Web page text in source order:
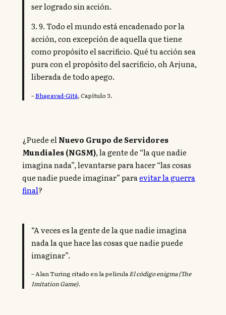
ser logrado sin acción.
3. 9. Todo el mundo está encadenado por la
acción, con excepción de aquella que tiene
como propósito el sacrificio. Qué tu acción sea
pura con el propósito del sacrificio, oh Arjuna,
liberada de todo apego.
–Bhagavad-Gītā, Capítulo 3.
¿Puede el Nuevo Grupo de Servidores
Mundiales (NGSM), la gente de “la que nadie
imagina nada”, levantarse para hacer “las cosas
que nadie puede imaginar” paraevitar la guerra
final?
“A veces es la gente de la que nadie imagina
nada la que hace las cosas que nadie puede
imaginar”.
– Alan Turing citado en la películaEl código enigma (The
Imitation Game).